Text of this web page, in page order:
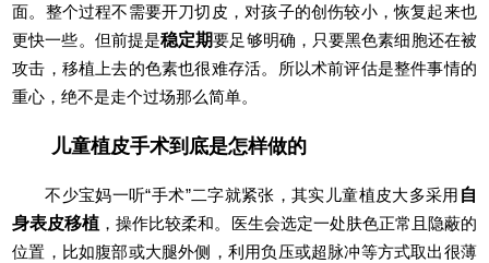
面。整个过程不需要开刀切皮，对孩子的创伤较小，恢复起来也
更快一些。但前提是稳定期要足够明确，只要黑色素细胞还在被
攻击，移植上去的色素也很难存活。所以术前评估是整件事情的
重心，绝不是走个过场那么简单。
儿童植皮手术到底是怎样做的
不少宝妈一听“手术”二字就紧张，其实儿童植皮大多采用 自
身表皮移植 ，操作比较柔和。医生会选定一处肤色正常且隐蔽的
位置，比如腹部或大腿外侧，利用负压或超脉冲等方式取出很薄